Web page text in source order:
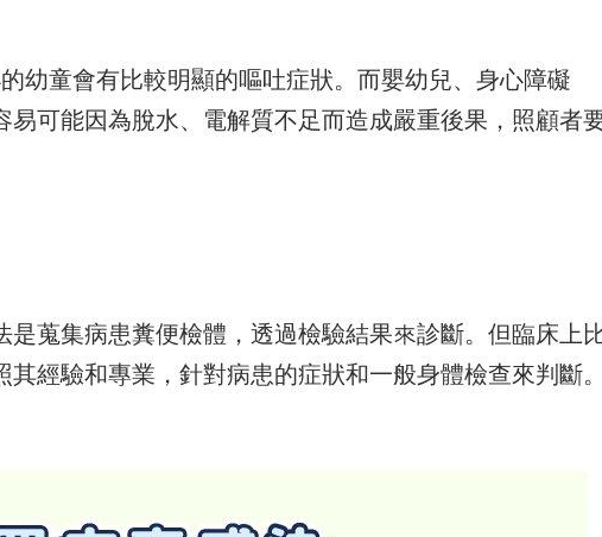
的幼童會有比較明顯的嘔吐症狀。而嬰幼兒、身心障礙
可能因為脫水、電解質不足而造成嚴重後果，照顧者
蒐集病患糞便檢體，透過檢驗結果來診斷。但臨床上
經驗和專業，針對病患的症狀和一般身體檢查來判斷